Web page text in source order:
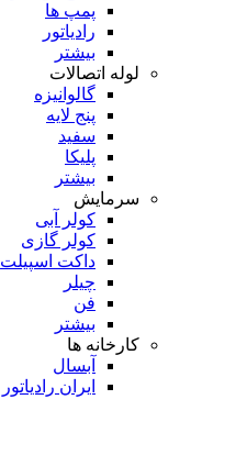
پمپ ها
رادیاتور
بیشتر
لوله اتصالات
گالوانیزه
پنج لایه
سفید
پلیکا
بیشتر
سرمایش
کولر آبی
کولر گازی
داکت اسپیلت
چیلر
فن
بیشتر
کارخانه ها
آبسال
ایران رادیاتور